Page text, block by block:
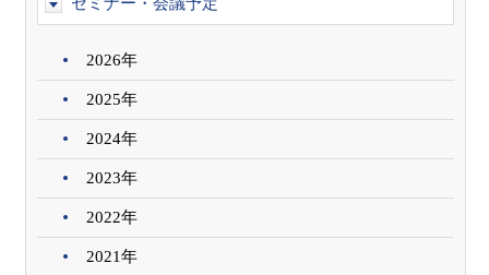
2026年
2025年
2024年
2023年
2022年
2021年